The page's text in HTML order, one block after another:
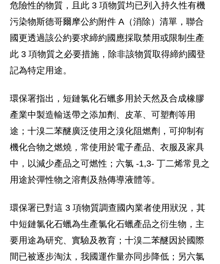
危險性的物質，且此 3 項物質均已列入持久性有機
污染物斯德哥爾摩公約附件 A（消除）清單，聯合
國更透過該公約要求締約國應採取禁用或限制生產
此 3 項物質之必要措施，除非該物質取得締約國登
記為特定用途。
環保署指出，短鏈氯化石蠟多用於天然及合成橡膠
產業中製造輸送帶之添加劑、皮革、可塑劑等用
途；十溴二苯醚廣泛使用之溴化阻燃劑，可抑制有
機化合物之燃燒，常使用於電子產品、衣服及家具
中，以減少產品之可燃性；六氯 -1,3- 丁二烯常見之
用途於彈性物之溶劑及熱傳導液體等。
環保署已對這 3 項物質調查國內業者使用狀況，其
中短鏈氯化石蠟為生產氯化石蠟產品之衍生物，主
要用途為研究、實驗及教育；十溴二苯醚因於國際
間已被逐步淘汰，我國運作量亦同步降低；另六氯